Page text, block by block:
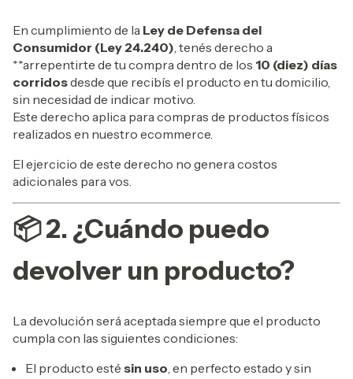
En cumplimiento de la Ley de Defensa del
Consumidor (Ley 24.240), tenés derecho a
**arrepentirte de tu compra dentro de los 10 (diez) días
corridosdesde que recibís el producto en tu domicilio,
sin necesidad de indicar motivo.
Este derecho aplica para compras de productos físicos
realizados en nuestro ecommerce.
El ejercicio de este derecho no genera costos
adicionales para vos.
📦 2. ¿Cuándo puedo
devolver un producto?
La devolución será aceptada siempre que el producto
cumpla con las siguientes condiciones:
El producto esté sin uso, en perfecto estado y sin